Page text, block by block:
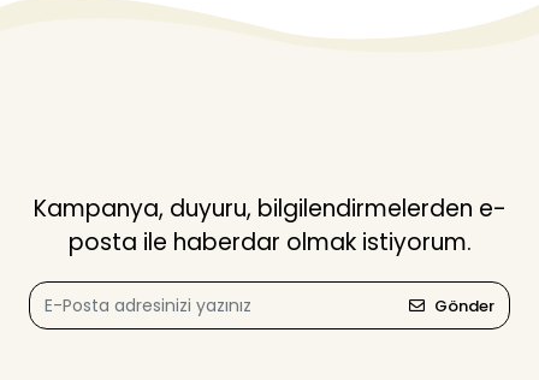
Kampanya, duyuru, bilgilendirmelerden e-
posta ile haberdar olmak istiyorum.
Gönder